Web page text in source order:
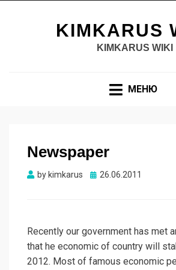
KIMKARUS
KIMKARUS WIKI
МЕНЮ
Newspaper
by kimkarus Опубликовано
26.06.2011
Recently our government has met
that he economic of country will
2012. Most of famous economic